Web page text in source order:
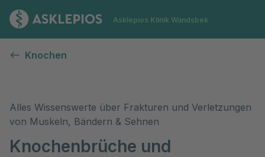
Zur Startseite
Asklepios Klinik Wandsbek
Knochen
Alles Wissenswerte über Frakturen und Verletzungen
von Muskeln, Bändern & Sehnen
Knochenbrüche und